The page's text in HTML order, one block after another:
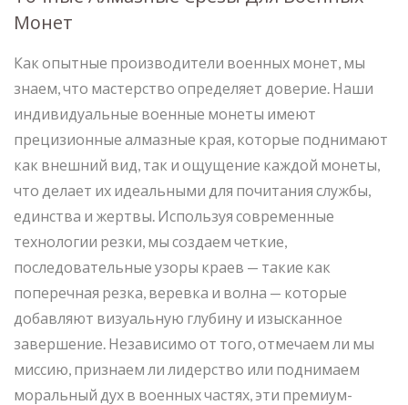
Монет
Как опытные производители военных монет, мы
знаем, что мастерство определяет доверие. Наши
индивидуальные военные монеты имеют
прецизионные алмазные края, которые поднимают
как внешний вид, так и ощущение каждой монеты,
что делает их идеальными для почитания службы,
единства и жертвы. Используя современные
технологии резки, мы создаем четкие,
последовательные узоры краев — такие как
поперечная резка, веревка и волна — которые
добавляют визуальную глубину и изысканное
завершение. Независимо от того, отмечаем ли мы
миссию, признаем ли лидерство или поднимаем
моральный дух в военных частях, эти премиум-